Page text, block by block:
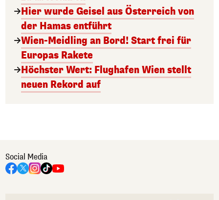
Hier wurde Geisel aus Österreich von
der Hamas entführt
Wien-Meidling an Bord! Start frei für
Europas Rakete
Höchster Wert: Flughafen Wien stellt
neuen Rekord auf
Social Media